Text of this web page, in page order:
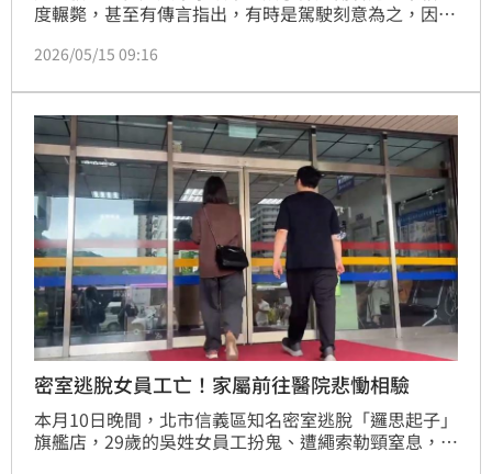
度輾斃，甚至有傳言指出，有時是駕駛刻意為之，因為
者也證實，早年的駕駛確實有類似心態，但隨著監視器
傷者輾斃罪更重，也賠更多。
2026/05/15 09:16
密室逃脫女員工亡！家屬前往醫院悲慟相驗
本月10日晚間，北市信義區知名密室逃脫「邏思起子」
旗艦店，29歲的吳姓女員工扮鬼、遭繩索勒頸窒息，經